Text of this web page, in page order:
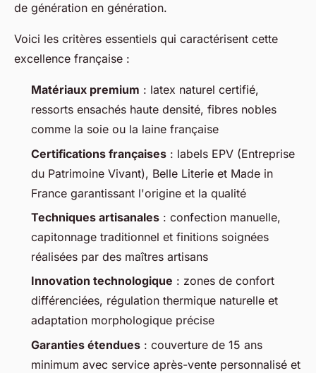
de génération en génération.
Voici les critères essentiels qui caractérisent cette
excellence française :
Matériaux premium : latex naturel certifié,
ressorts ensachés haute densité, fibres nobles
comme la soie ou la laine française
Certifications françaises : labels EPV (Entreprise
du Patrimoine Vivant), Belle Literie et Made in
France garantissant l'origine et la qualité
Techniques artisanales : confection manuelle,
capitonnage traditionnel et finitions soignées
réalisées par des maîtres artisans
Innovation technologique : zones de confort
différenciées, régulation thermique naturelle et
adaptation morphologique précise
Garanties étendues : couverture de 15 ans
minimum avec service après-vente personnalisé et